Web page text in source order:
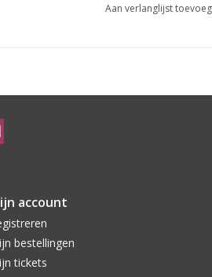
Aan verlanglijst
account
bestellingen
tickets